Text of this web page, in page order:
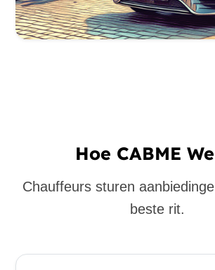
Hoe CABME
Chauffeurs sturen
beste rit.